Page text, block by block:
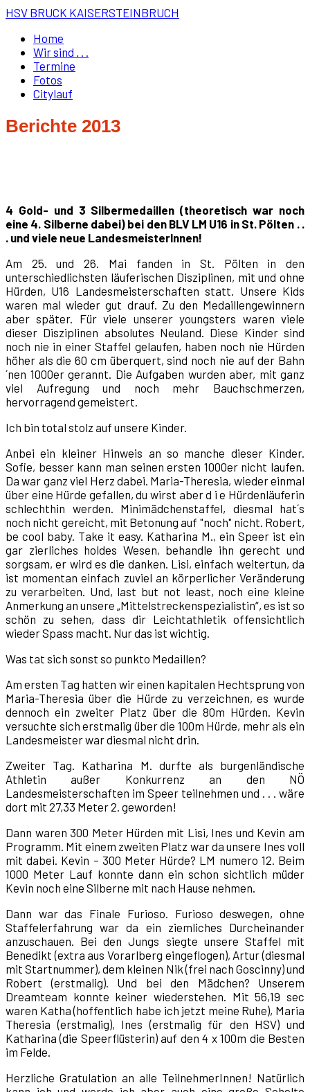
HSV BRUCK KAISERSTEINBRUCH
Home
Wir sind . . .
Termine
Fotos
Citylauf
Berichte 2013
4 Gold- und 3 Silbermedaillen (theoretisch war noch
eine 4. Silberne dabei) bei den BLV LM U16 in St. Pölten . .
. und viele neue LandesmeisterInnen!
Am 25. und 26. Mai fanden in St. Pölten in den
unterschiedlichsten läuferischen Disziplinen, mit und ohne
Hürden, U16 Landesmeisterschaften statt. Unsere Kids
waren mal wieder gut drauf. Zu den Medaillengewinnern
aber später. Für viele unserer youngsters waren viele
dieser Disziplinen absolutes Neuland. Diese Kinder sind
noch nie in einer Staffel gelaufen, haben noch nie Hürden
höher als die 60 cm überquert, sind noch nie auf der Bahn
´nen 1000er gerannt. Die Aufgaben wurden aber, mit ganz
viel Aufregung und noch mehr Bauchschmerzen,
hervorragend gemeistert.
Ich bin total stolz auf unsere Kinder.
Anbei ein kleiner Hinweis an so manche dieser Kinder.
Sofie, besser kann man seinen ersten 1000er nicht laufen.
Da war ganz viel Herz dabei. Maria-Theresia, wieder einmal
über eine Hürde gefallen, du wirst aber d i e Hürdenläuferin
schlechthin werden. Minimädchenstaffel, diesmal hat´s
noch nicht gereicht, mit Betonung auf "noch" nicht. Robert,
be cool baby. Take it easy. Katharina M., ein Speer ist ein
gar zierliches holdes Wesen, behandle ihn gerecht und
sorgsam, er wird es die danken. Lisi, einfach weitertun, da
ist momentan einfach zuviel an körperlicher Veränderung
zu verarbeiten. Und, last but not least, noch eine kleine
Anmerkung an unsere „Mittelstreckenspezialistin“, es ist so
schön zu sehen, dass dir Leichtathletik offensichtlich
wieder Spass macht. Nur das ist wichtig.
Was tat sich sonst so punkto Medaillen?
Am ersten Tag hatten wir einen kapitalen Hechtsprung von
Maria-Theresia über die Hürde zu verzeichnen, es wurde
dennoch ein zweiter Platz über die 80m Hürden. Kevin
versuchte sich erstmalig über die 100m Hürde, mehr als ein
Landesmeister war diesmal nicht drin.
Zweiter Tag. Katharina M. durfte als burgenländische
Athletin außer Konkurrenz an den NÖ
Landesmeisterschaften im Speer teilnehmen und . . . wäre
dort mit 27,33 Meter 2. geworden!
Dann waren 300 Meter Hürden mit Lisi, Ines und Kevin am
Programm. Mit einem zweiten Platz war da unsere Ines voll
mit dabei. Kevin – 300 Meter Hürde? LM numero 12. Beim
1000 Meter Lauf konnte dann ein schon sichtlich müder
Kevin noch eine Silberne mit nach Hause nehmen.
Dann war das Finale Furioso. Furioso deswegen, ohne
Staffelerfahrung war da ein ziemliches Durcheinander
anzuschauen. Bei den Jungs siegte unsere Staffel mit
Benedikt (extra aus Vorarlberg eingeflogen), Artur (diesmal
mit Startnummer), dem kleinen Nik (frei nach Goscinny) und
Robert (erstmalig). Und bei den Mädchen? Unserem
Dreamteam konnte keiner wiederstehen. Mit 56,19 sec
waren Katha (hoffentlich habe ich jetzt meine Ruhe), Maria
Theresia (erstmalig), Ines (erstmalig für den HSV) und
Katharina (die Speerflüsterin) auf den 4 x 100m die Besten
im Felde.
Herzliche Gratulation an alle TeilnehmerInnen! Natürlich